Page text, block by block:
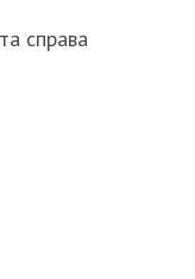
справа